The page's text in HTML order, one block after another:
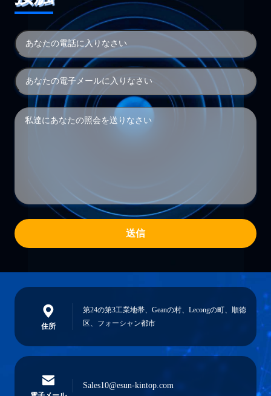
送信
住所
第24の第3工業地帯、Geanの村、Lecongの町、順徳
区、フォーシャン都市
Sales10@esun-kintop.com